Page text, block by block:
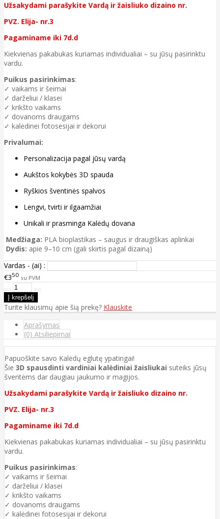
Užsakydami parašykite Vardą ir žaisliuko dizaino nr.
PVZ. Elija- nr.3
Pagaminame iki 7d.d
Kiekvienas pakabukas kuriamas individualiai – su jūsų pasirinktu
vardu.
Puikus pasirinkimas:
✓ vaikams ir šeimai
✓ darželiui / klasei
✓ krikšto vaikams
✓ dovanoms draugams
✓ kalėdinei fotosesijai ir dekorui
Privalumai:
Personalizacija pagal jūsų vardą
Aukštos kokybės 3D spauda
Ryškios šventinės spalvos
Lengvi, tvirti ir ilgaamžiai
Unikali ir prasminga Kalėdų dovana
Medžiaga: PLA bioplastikas – saugus ir draugiškas aplinkai
Dydis: apie 9–10 cm (gali skirtis pagal dizainą)
Vardas - (ai) :
€350 su PVM
Turite klausimų apie šią prekę? Klauskite
Aprašymas
(0) Atsiliepimai
Papuoškite savo Kalėdų eglutę ypatingai!
Šie 3D spausdinti vardiniai kalėdiniai žaisliukai suteiks jūsų
šventėms dar daugiau jaukumo ir magijos.
Užsakydami parašykite Vardą ir žaisliuko dizaino nr.
PVZ. Elija- nr.3
Pagaminame iki 7d.d
Kiekvienas pakabukas kuriamas individualiai – su jūsų pasirinktu
vardu.
Puikus pasirinkimas:
✓ vaikams ir šeimai
✓ darželiui / klasei
✓ krikšto vaikams
✓ dovanoms draugams
✓ kalėdinei fotosesijai ir dekorui